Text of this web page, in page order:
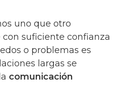
uno que otro
suficiente confianza
o problemas es
largas se
comunicación